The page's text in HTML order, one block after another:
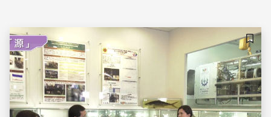
儲存